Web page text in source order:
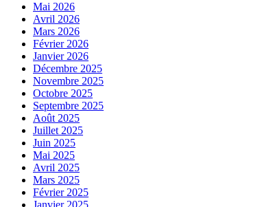
Mai 2026
Avril 2026
Mars 2026
Février 2026
Janvier 2026
Décembre 2025
Novembre 2025
Octobre 2025
Septembre 2025
Août 2025
Juillet 2025
Juin 2025
Mai 2025
Avril 2025
Mars 2025
Février 2025
Janvier 2025